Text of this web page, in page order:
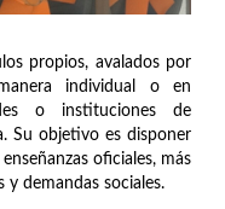
propios, avalados por
individual o en
o instituciones de
Su objetivo es disponer
oficiales, más
y demandas sociales.